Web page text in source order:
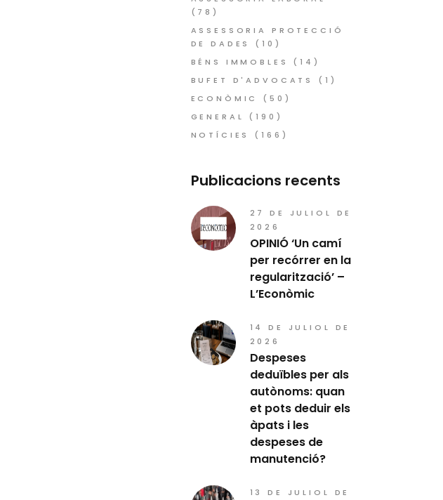
(78)
ASSESSORIA PROTECCIÓ
DE DADES
(10)
BÉNS IMMOBLES
(14)
BUFET D'ADVOCATS
(1)
ECONÒMIC
(50)
GENERAL
(190)
NOTÍCIES
(166)
Publicacions recents
27 DE JULIOL DE
2026
OPINIÓ ‘Un camí
per recórrer en la
regularització’ –
L’Econòmic
14 DE JULIOL DE
2026
Despeses
deduïbles per als
autònoms: quan
et pots deduir els
àpats i les
despeses de
manutenció?
13 DE JULIOL DE